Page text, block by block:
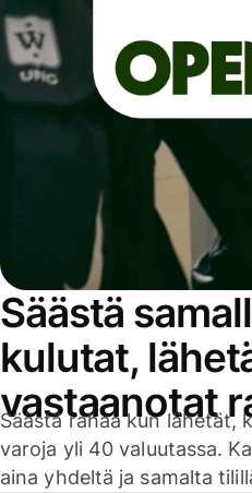
Säästä
kulutat,
vastaanotat
Säästä rahaa kun lähetät,
varoja yli 40 valuutassa.
aina yhdeltä ja samalta